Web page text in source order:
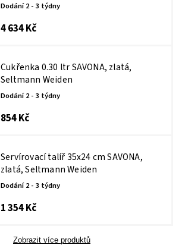
Dodání 2 - 3 týdny
4 634 Kč
Cukřenka 0.30 ltr SAVONA, zlatá,
Seltmann Weiden
Dodání 2 - 3 týdny
854 Kč
Servírovací talíř 35x24 cm SAVONA,
zlatá, Seltmann Weiden
Dodání 2 - 3 týdny
1 354 Kč
Zobrazit více produktů